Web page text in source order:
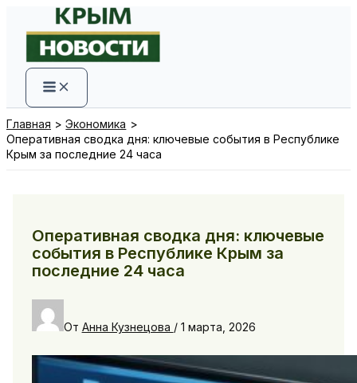
содержимому
Главная
Экономика
Оперативная сводка дня: ключевые события в Республике
Крым за последние 24 часа
Оперативная сводка дня: ключевые
события в Республике Крым за
последние 24 часа
От Анна Кузнецова / 1 марта, 2026